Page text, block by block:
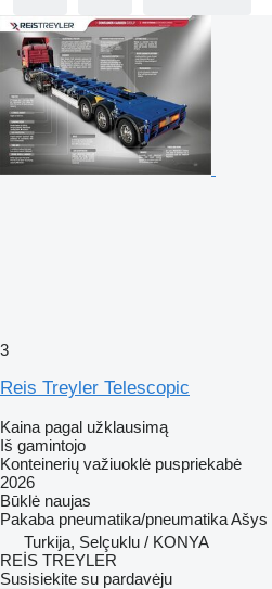
3
Reis Treyler Telescopic
Kaina pagal užklausimą
Iš gamintojo
Konteinerių važiuoklė puspriekabė
2026
Būklė naujas
Pakaba pneumatika/pneumatikaAšys
Turkija, Selçuklu / KONYA
REİS TREYLER
Susisiekite su pardavėju